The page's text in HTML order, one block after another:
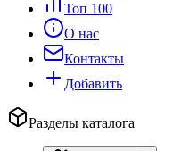
Топ 100
О нас
Контакты
Добавить
Разделы каталога